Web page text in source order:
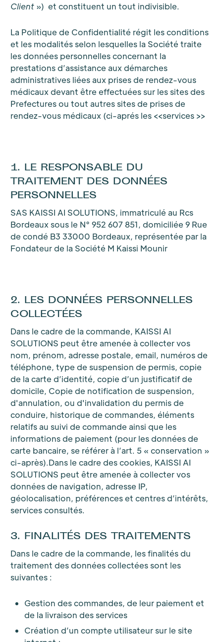
Client ») et constituent un tout indivisible.
La Politique de Confidentialité régit les conditions
et les modalités selon lesquelles la Société traite
les données personnelles concernant la
prestations d’assistance aux démarches
administratives liées aux prises de rendez-vous
médicaux devant être effectuées sur les sites des
Prefectures ou tout autres sites de prises de
rendez-vous médicaux (ci-aprés les <<services >>
1. LE RESPONSABLE DU
TRAITEMENT DES DONNÉES
PERSONNELLES
SAS KAISSI AI SOLUTIONS, immatriculé au Rcs
Bordeaux sous le N° 952 607 851, domiciliée 9 Rue
de condé B3 33000 Bordeaux, représentée par la
Fondateur de la Société M Kaissi Mounir
2. LES DONNÉES PERSONNELLES
COLLECTÉES
Dans le cadre de la commande, KAISSI AI
SOLUTIONS peut être amenée à collecter vos
nom, prénom, adresse postale, email, numéros de
téléphone, type de suspension de permis, copie
de la carte d’identité, copie d’un justificatif de
domicile, Copie de notification de suspension,
d'annulation, ou d'invalidation du permis de
conduire, historique de commandes, éléments
relatifs au suivi de commande ainsi que les
informations de paiement (pour les données de
carte bancaire, se référer à l’art. 5 « conservation »
ci-après).Dans le cadre des cookies, KAISSI AI
SOLUTIONS peut être amenée à collecter vos
données de navigation, adresse IP,
géolocalisation, préférences et centres d’intérêts,
services consultés.
3. FINALITÉS DES TRAITEMENTS
Dans le cadre de la commande, les finalités du
traitement des données collectées sont les
suivantes :
Gestion des commandes, de leur paiement et
de la livraison des services
Création d’un compte utilisateur sur le site